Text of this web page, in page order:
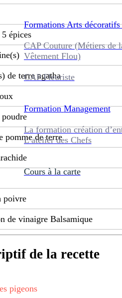
Formations Arts décoratifs
CAP Couture (Métiers de
Vêtement Flou)
CAP Fleuriste
Formation Management
La formation création
L’atelier des Chefs
Cours à la carte
épices
de terre agatha
poudre
pomme de terre
poivre
de vinaigre Balsamique
de la recette
pigeons